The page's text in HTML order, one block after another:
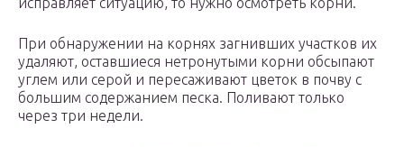
При обнаружении на корнях загнивших участков их
удаляют, оставшиеся нетронутыми корни обсыпают
углем или серой и пересаживают цветок в почву с
большим содержанием песка. Поливают только
через три недели.